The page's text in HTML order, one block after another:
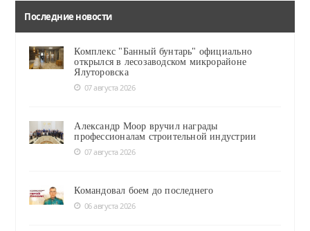
Последние новости
Комплекс "Банный бунтарь" официально
открылся в лесозаводском микрорайоне
Ялуторовска
07 августа 2026
Александр Моор вручил награды
профессионалам строительной индустрии
07 августа 2026
Командовал боем до последнего
06 августа 2026